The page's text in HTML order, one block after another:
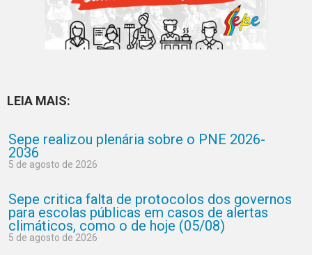
LEIA MAIS:
Sepe realizou plenária sobre o PNE 2026-
2036
5 de agosto de 2026
Sepe critica falta de protocolos dos governos
para escolas públicas em casos de alertas
climáticos, como o de hoje (05/08)
5 de agosto de 2026